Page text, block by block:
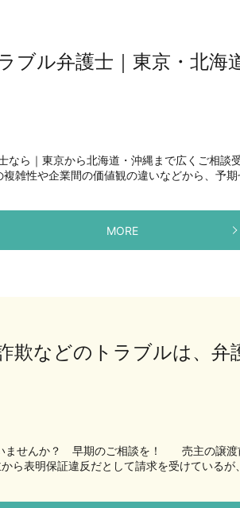
ブル弁護士｜東京・北海
なら｜東京から北海道・沖縄まで広くご相談
雑性や企業間の価値観の違いなどから、予
MORE
欺などのトラブルは、弁
ませんか？ 早期のご相談を！ 売主の譲渡
保証違反だとして請求を受けているが